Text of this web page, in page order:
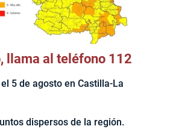
llama al teléfono 112
el 5 de agosto en Castilla-La
dispersos de la región.